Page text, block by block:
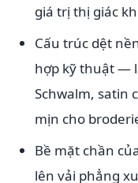
giá trị thị giác
Cấu trúc dệt
hợp kỹ thuật —
Schwalm, satin
mịn cho
Bề mặt chần
lên vải phẳng